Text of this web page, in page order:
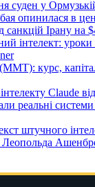
суден у
опинилася в
санкцій Ірану на
інтелект:
курс,
Claude
реальні
штучного